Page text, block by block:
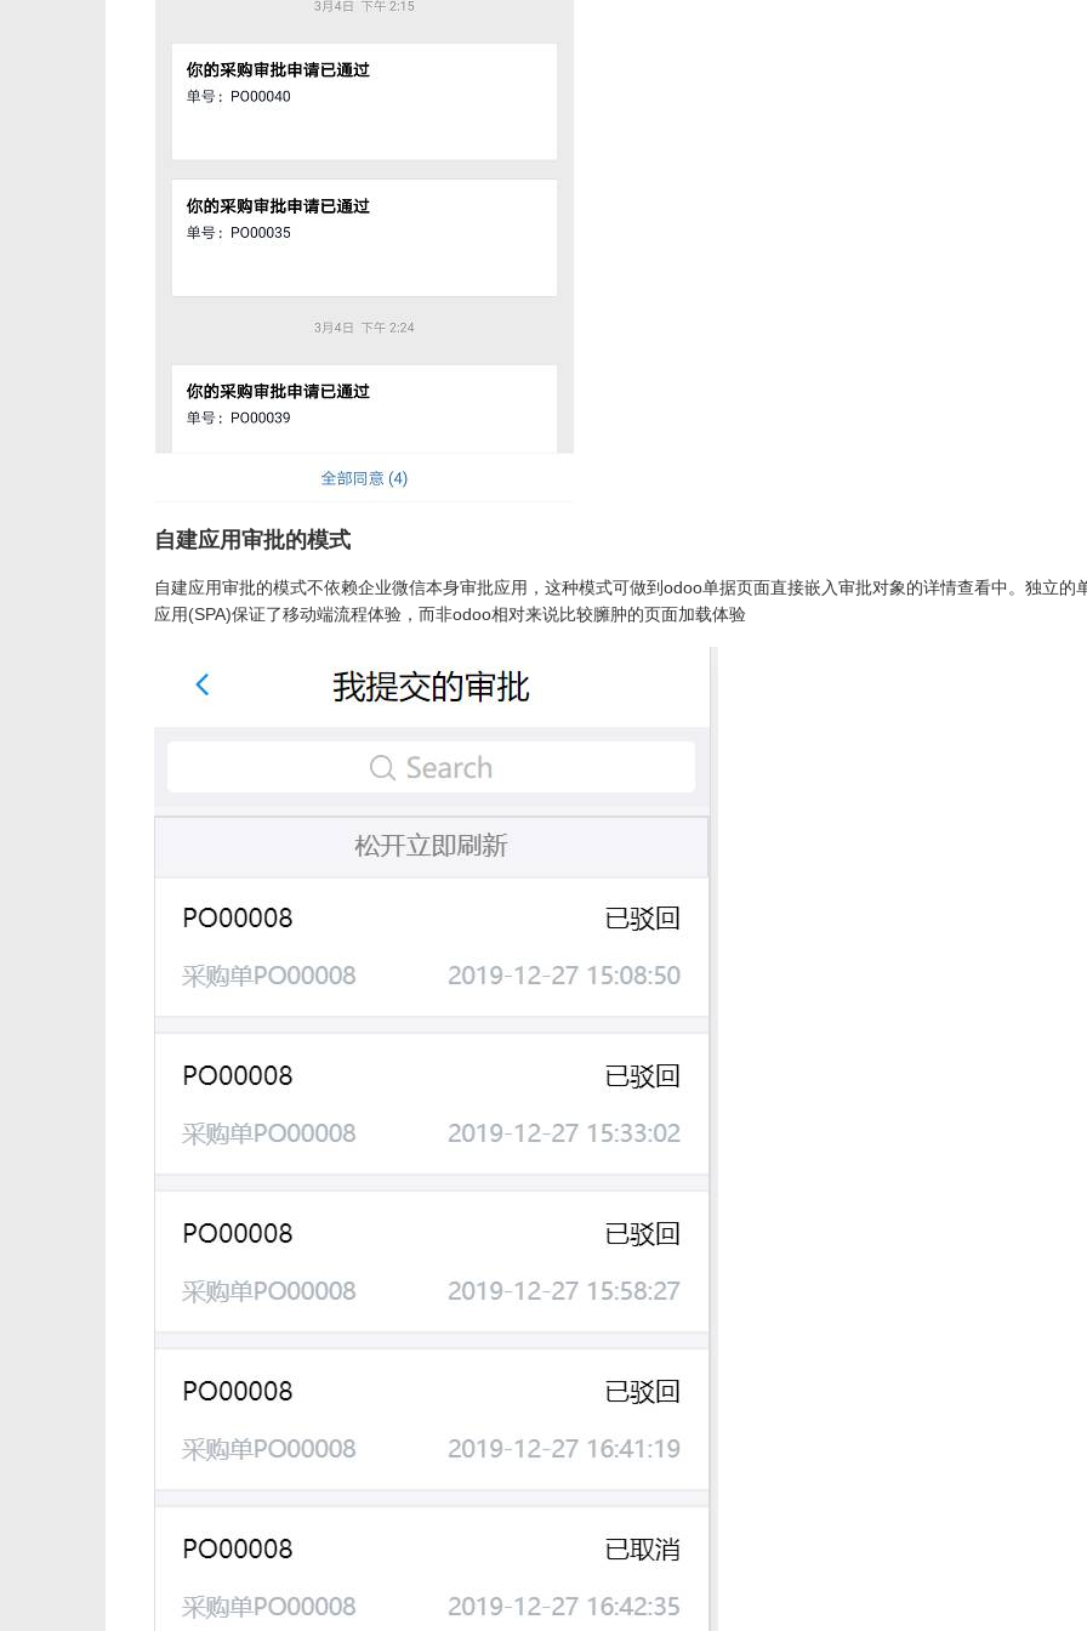
自建应用审批的模式
自建应用审批的模式不依赖企业微信本身审批应用，这种模式可做到odoo单据页面直接嵌入审批对象的详情查看中。独立的
应用(SPA)保证了移动端流程体验，而非odoo相对来说比较臃肿的页面加载体验